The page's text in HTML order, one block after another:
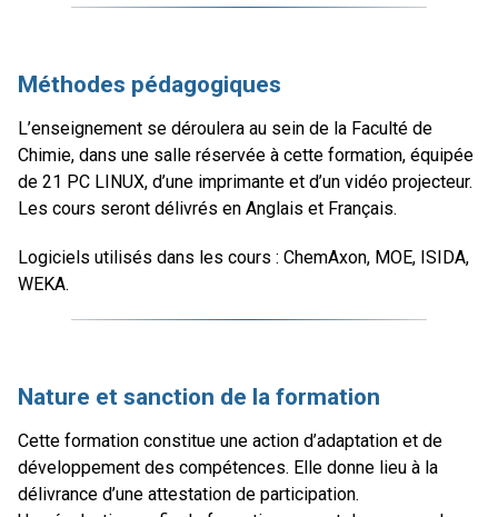
Méthodes pédagogiques
L’enseignement se déroulera au sein de la Faculté de
Chimie, dans une salle réservée à cette formation, équipée
de 21 PC LINUX, d’une imprimante et d’un vidéo projecteur.
Les cours seront délivrés en Anglais et Français.
Logiciels utilisés dans les cours : ChemAxon, MOE, ISIDA,
WEKA.
Nature et sanction de la formation
Cette formation constitue une action d’adaptation et de
développement des compétences. Elle donne lieu à la
délivrance d’une attestation de participation.